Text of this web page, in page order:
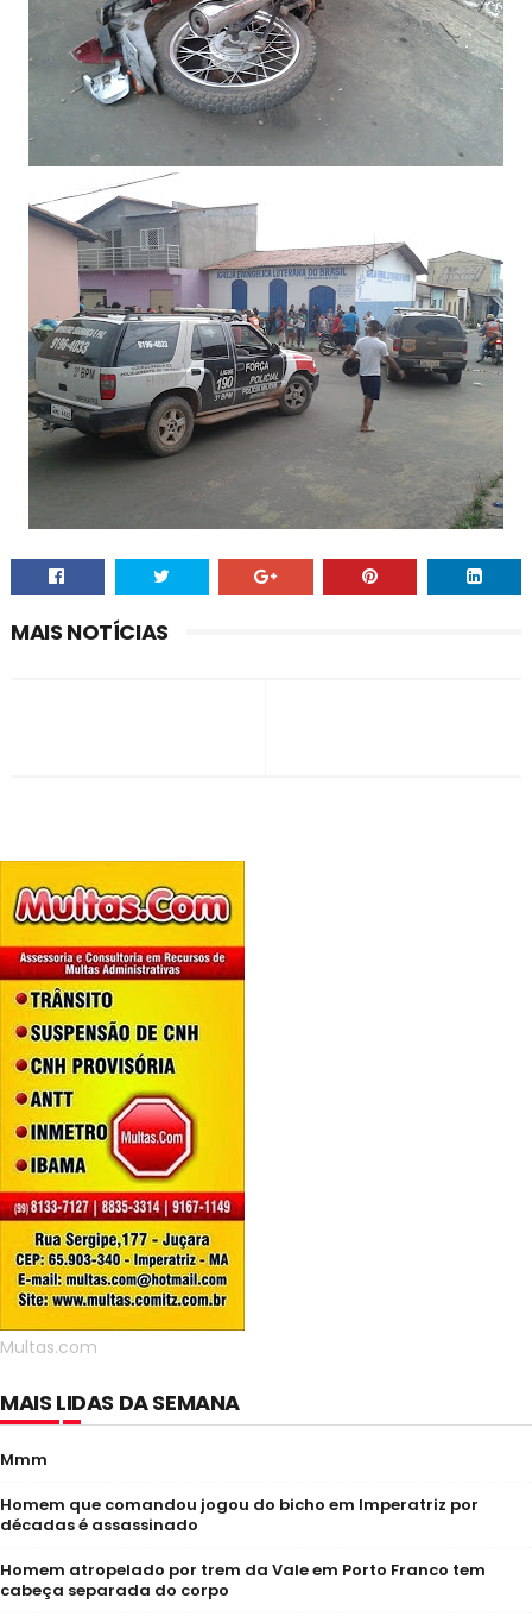
MAIS NOTÍCIAS
Multas.com
MAIS LIDAS DA SEMANA
Mmm
Homem que comandou jogou do bicho em Imperatriz por
décadas é assassinado
Homem atropelado por trem da Vale em Porto Franco tem
cabeça separada do corpo